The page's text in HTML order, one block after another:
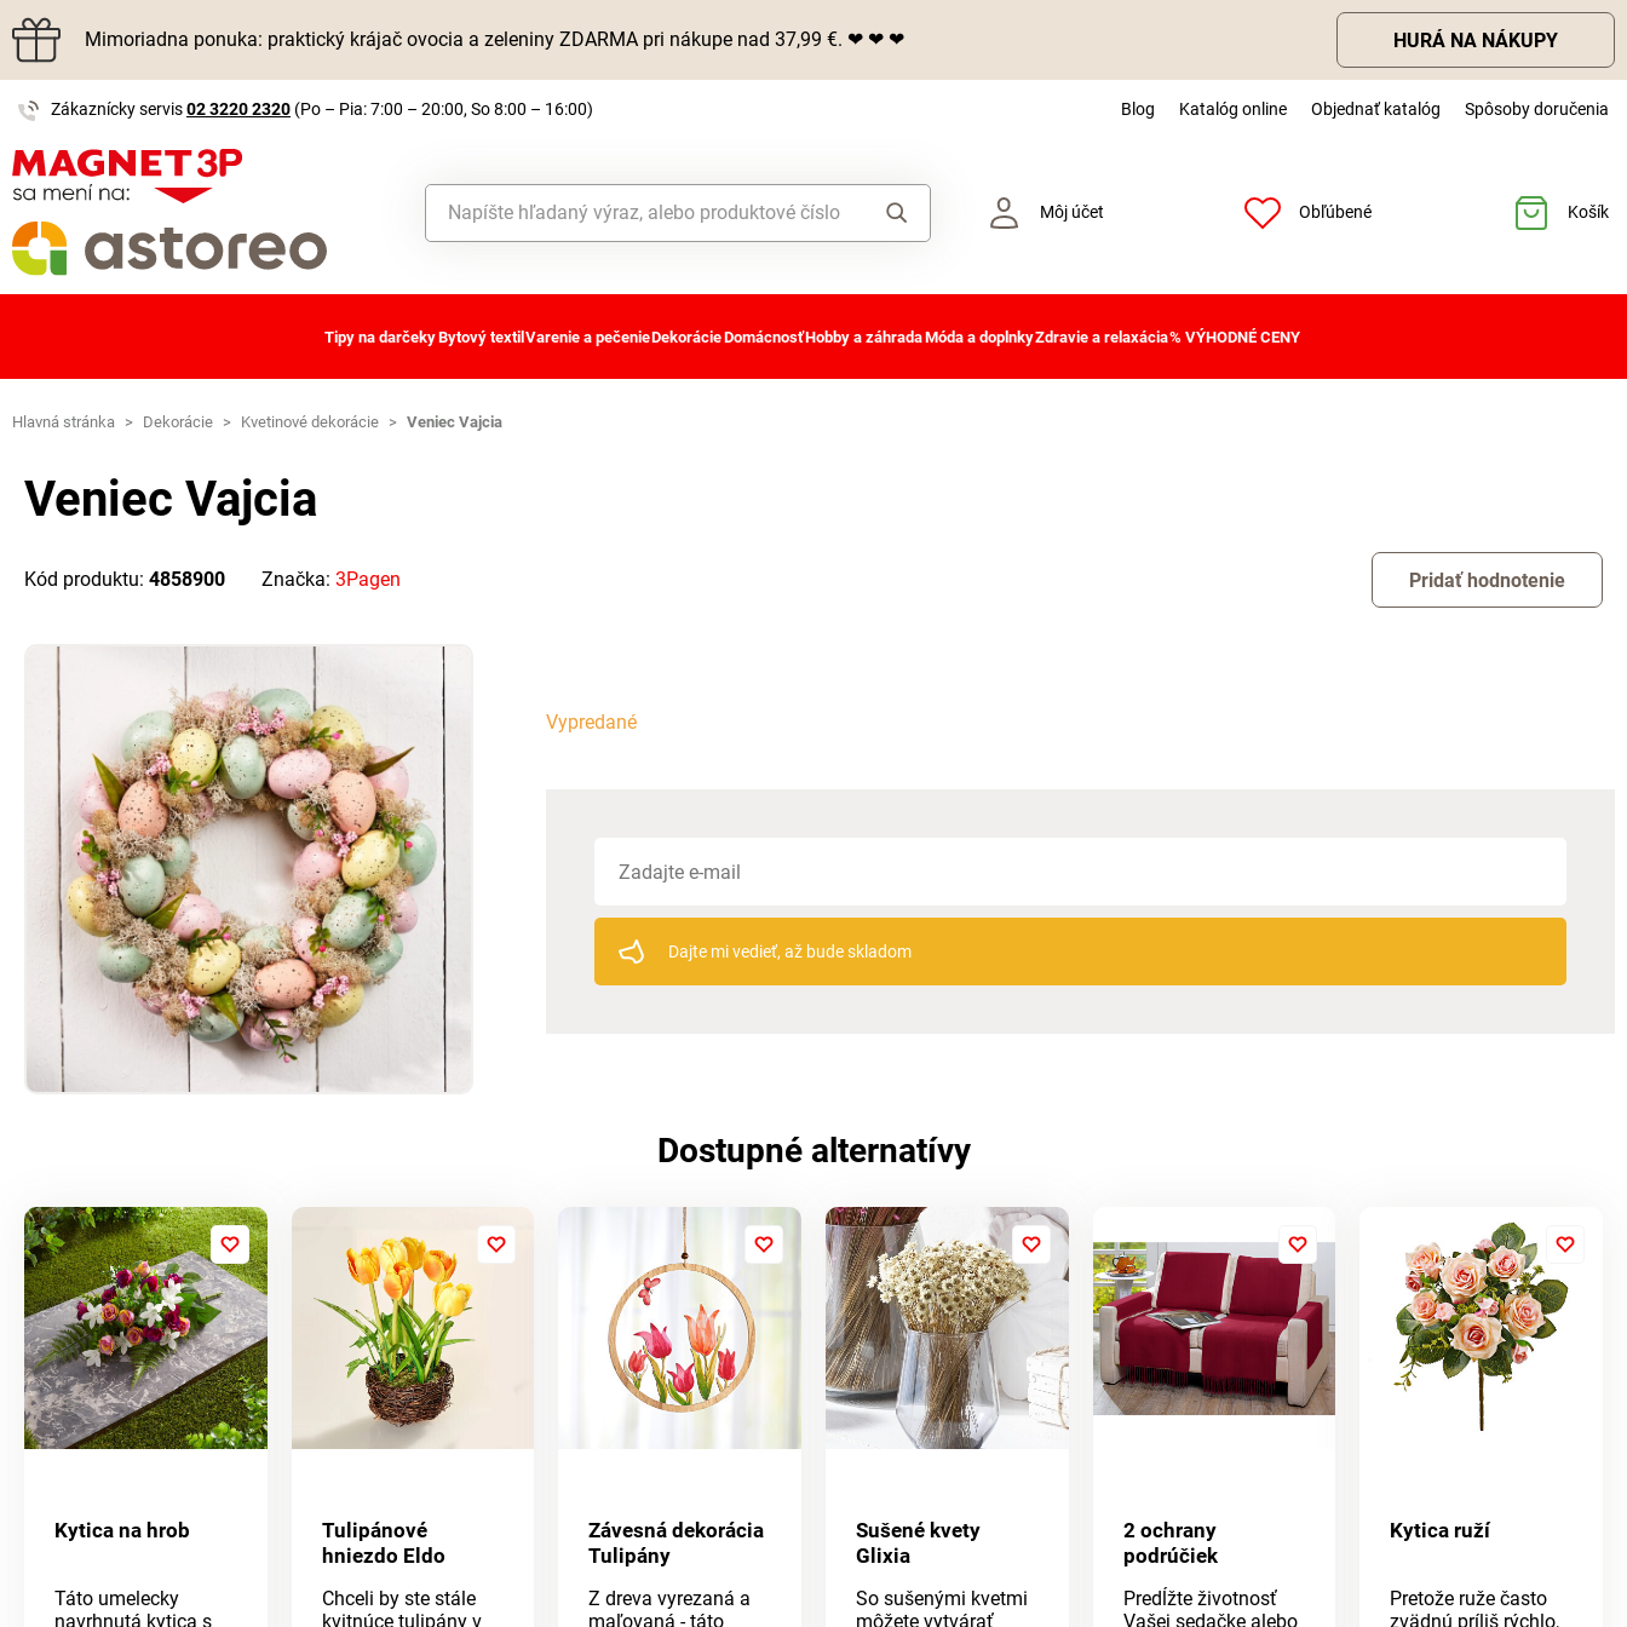
Mimoriadna ponuka: praktický krájač ovocia a zeleniny ZDARMA pri nákupe nad 37,99 €. ❤ ❤ ❤ HURÁ NA NÁKUPY
Zákaznícky servis02 3220 2320 (Po – Pia: 7:00 – 20:00, So 8:00 – 16:00) Blog Katalóg online Objednať katalóg Spôsoby doručenia
Môj účet Obľúbené Košík
Tipy na darčekyBytový textil Varenie a pečenieDekorácieDomácnosťHobby a záhradaMóda a doplnkyZdravie a relaxácia% VÝHODNÉ CENY
Hlavná stránka > Dekorácie > Kvetinové dekorácie > Veniec Vajcia
Veniec Vajcia
Kód produktu: 4858900 Značka: 3Pagen Pridať hodnotenie
Vypredané
Dajte mi vedieť, až bude skladom
Dostupné alternatívy
Kytica na hrob
Táto umelecky
navrhnutá kytica s
Tulipánové
hniezdo Eldo
Chceli by ste stále
kvitnúce tulipány v
Závesná dekorácia
Tulipány
Z dreva vyrezaná a
maľovaná - táto
Sušené kvety
Glixia
So sušenými kvetmi
môžete vytvárať
2 ochrany
podrúčiek
Predĺžte životnosť
Vašej sedačke alebo
Kytica ruží
Pretože ruže často
zvädnú príliš rýchlo,